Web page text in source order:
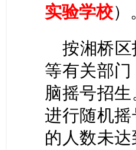
实验学校）
按湘桥
等有关部
脑摇号招
进行随机
的人数未